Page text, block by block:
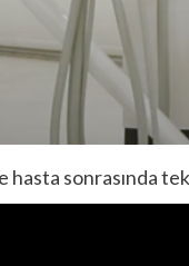
sonrasında